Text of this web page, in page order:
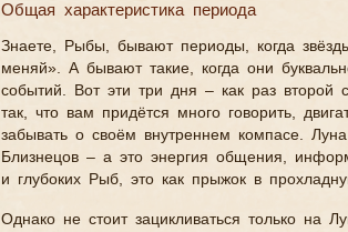
Общая характеристика периода
Знаете, Рыбы, бывают периоды, когда
меняй». А бывают такие, когда они
событий. Вот эти три дня – как раз второй
так, что вам придётся много говорить,
забывать о своём внутреннем компасе.
Близнецов – а это энергия общения,
и глубоких Рыб, это как прыжок в
Однако не стоит зацикливаться только на